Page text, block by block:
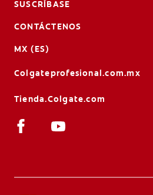
SUSCRÍBASE
CONTÁCTENOS
MX (ES)
Colgateprofesional.com.mx
Tienda.Colgate.com